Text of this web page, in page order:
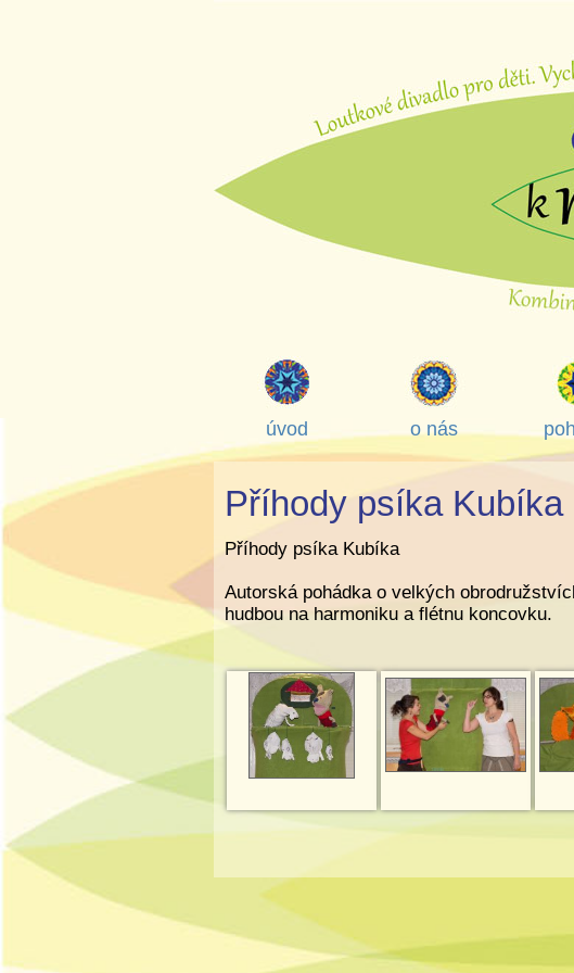
úvod o nás
Příhody psíka Kubíka
Příhody psíka Kubíka
Autorská pohádka o velkých
hudbou na harmoniku a flétnu koncovku.